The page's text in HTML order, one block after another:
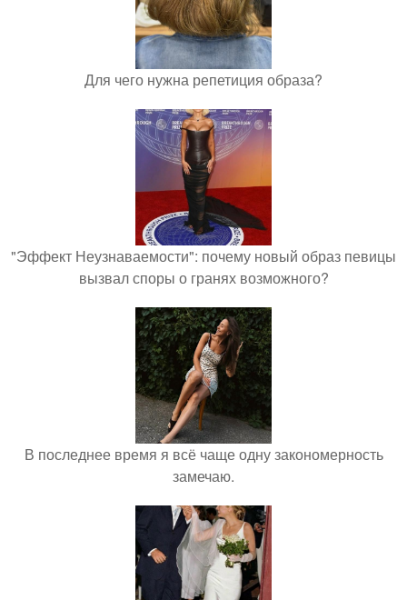
Для чего нужна репетиция образа?
"Эффект Неузнаваемости": почему новый образ певицы
вызвал споры о гранях возможного?
В последнее время я всё чаще одну закономерность
замечаю.